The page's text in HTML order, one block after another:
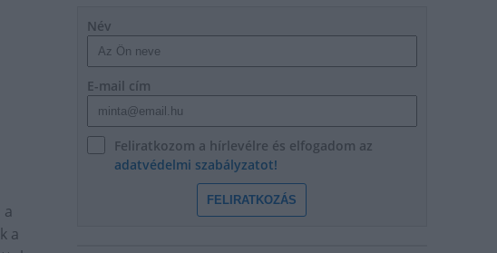
a
a
Név
E-mail cím
Feliratkozom a hírlevélre és elfogadom az
adatvédelmi szabályzatot!
FELIRATKOZÁS